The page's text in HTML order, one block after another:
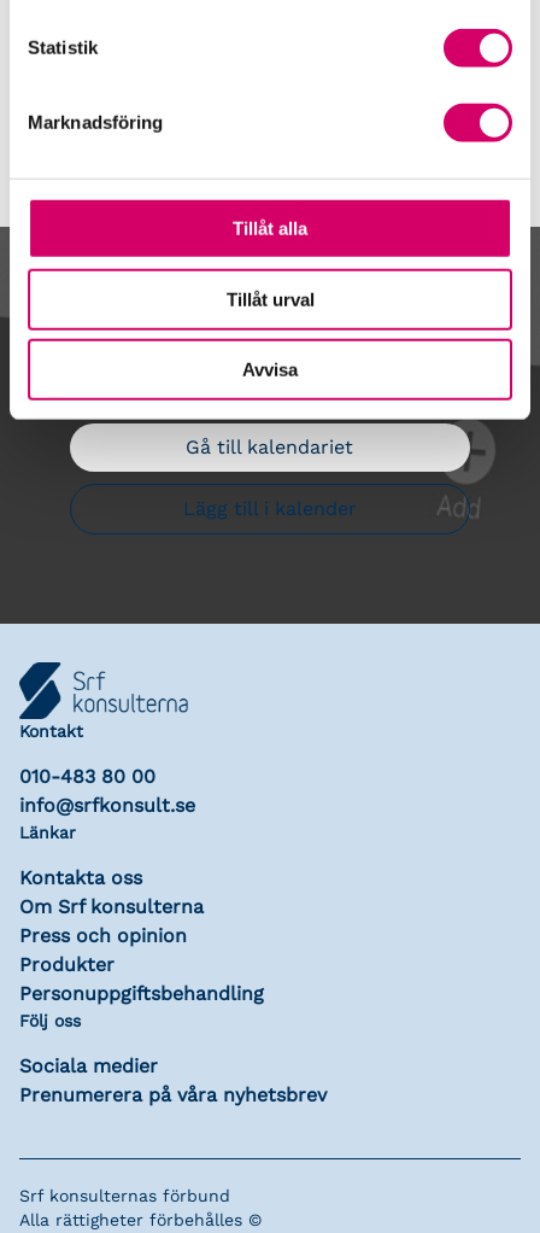
Statistik
Marknadsföring
Tillåt alla
Tillåt urval
Avvisa
Framtidsutsikter i lönebranschen
Gå till kalendariet
Lägg till i kalender
Kontakt
010-483 80 00
info@srfkonsult.se
Länkar
Kontakta oss
Om Srf konsulterna
Press och opinion
Produkter
Personuppgiftsbehandling
Följ oss
Sociala medier
Prenumerera på våra nyhetsbrev
Srf konsulternas förbund
Alla rättigheter förbehålles ©